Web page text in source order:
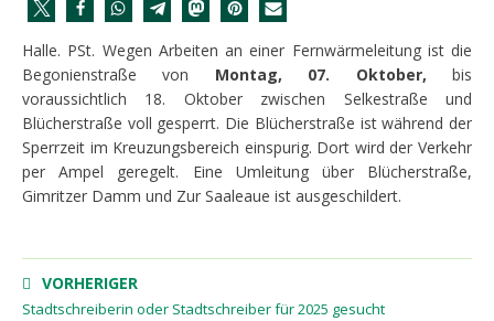
Halle. PSt. Wegen Arbeiten an einer Fernwärmeleitung ist die
Begonienstraße von Montag, 07. Oktober, bis
voraussichtlich 18. Oktober zwischen Selkestraße und
Blücherstraße voll gesperrt. Die Blücherstraße ist während der
Sperrzeit im Kreuzungsbereich einspurig. Dort wird der Verkehr
per Ampel geregelt. Eine Umleitung über Blücherstraße,
Gimritzer Damm und Zur Saaleaue ist ausgeschildert.
VORHERIGER
Stadtschreiberin oder Stadtschreiber für 2025 gesucht